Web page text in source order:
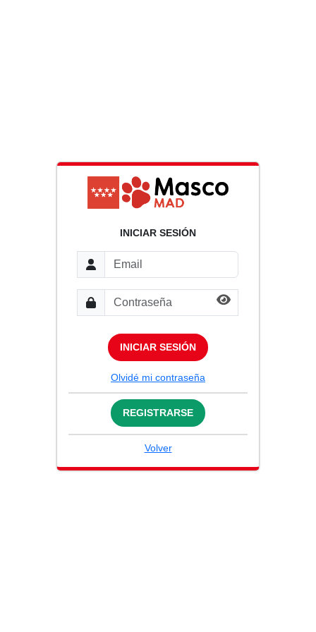
INICIAR SESIÓN
INICIAR SESIÓN
Olvidé mi contraseña
REGISTRARSE
Volver